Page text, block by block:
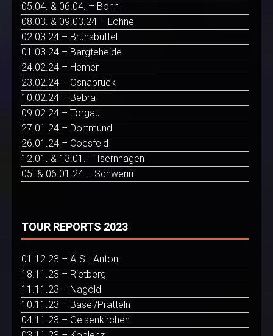
05.04. & 06.04. – Bonn
08.03. & 09.03.24 – Löhne
02.03.24 – Brunsbüttel
01.03.24 – Bargteheide
24.02.24 – Hemer
23.02.24 – Osnabrück
10.02.24 – Bebra
09.02.24 – Torgau
27.01.24 – Dortmund
26.01.24 – Coesfeld
12.01. & 13.01. – Isernhagen
05. & 06.01.24 – Schwerin
TOUR REPORTS 2023
01.12.23 – A-St. Anton
18.11.23 – Rietberg
11.11.23 – Nagold
10.11.23 – Basel/Pratteln
04.11.23 – Gelsenkirchen